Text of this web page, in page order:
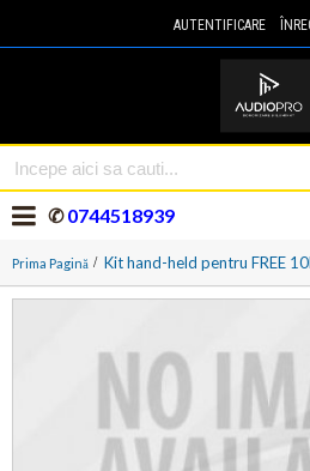
AUTENTIFICARE
✆0744518939
Prima Pagină Kit hand-held pentru FREE